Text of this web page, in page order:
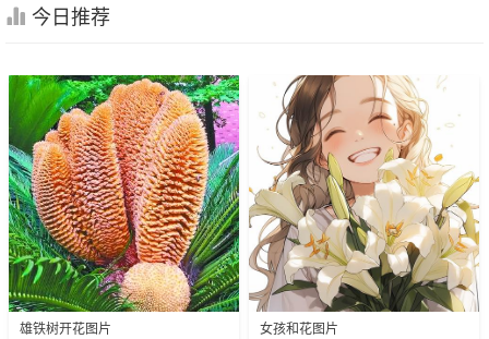
今日推荐
雄铁树开花图片 女孩和花图片